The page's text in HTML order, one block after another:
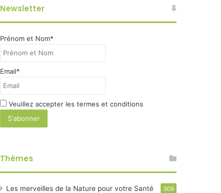
Newsletter
Prénom et Nom*
Email*
Veuillez accepter les termes et conditions
Thèmes
Les merveilles de la Nature pour votre Santé 309